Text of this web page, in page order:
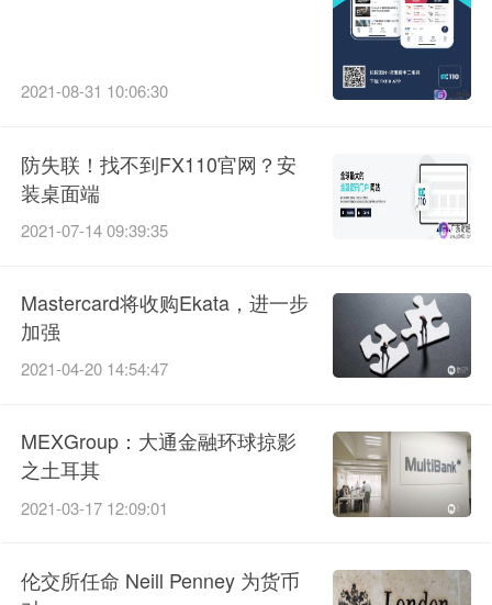
2021-08-31 10:06:30
防失联！找不到FX110官网？安
装桌面端
2021-07-14 09:39:35
Mastercard将收购Ekata，进一步
加强
2021-04-20 14:54:47
MEXGroup：大通金融环球掠影
之土耳其
2021-03-17 12:09:01
伦交所任命 Neill Penney 为货币